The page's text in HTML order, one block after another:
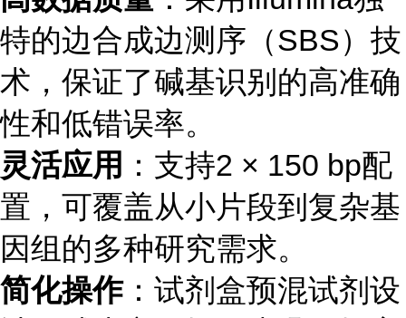
特的边合成边测序（SBS）技
术，保证了碱基识别的高准确
性和低错误率。
灵活应用 ：支持2 × 150 bp配
置，可覆盖从小片段到复杂基
因组的多种研究需求。
简化操作：试剂盒预混试剂设